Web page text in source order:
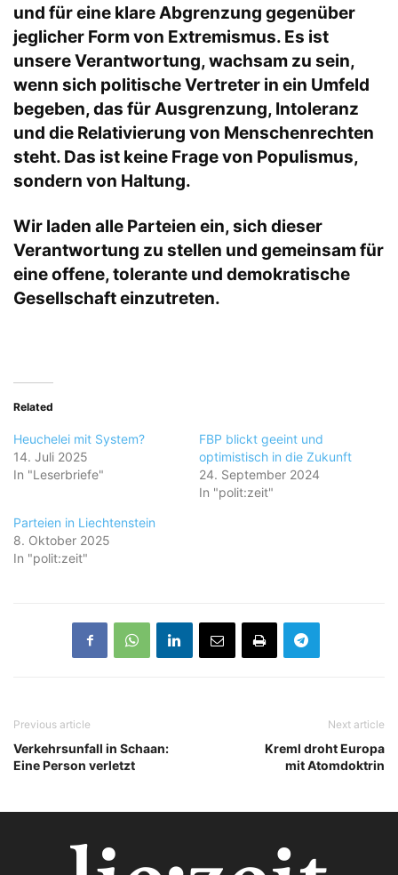
und für eine klare Abgrenzung gegenüber
jeglicher Form von Extremismus. Es ist
unsere Verantwortung, wachsam zu sein,
wenn sich politische Vertreter in ein Umfeld
begeben, das für Ausgrenzung, Intoleranz
und die Relativierung von Menschenrechten
steht. Das ist keine Frage von Populismus,
sondern von Haltung.
Wir laden alle Parteien ein, sich dieser
Verantwortung zu stellen und gemeinsam für
eine offene, tolerante und demokratische
Gesellschaft einzutreten.
Related
Heuchelei mit System?
14. Juli 2025
In "Leserbriefe"
FBP blickt geeint und
optimistisch in die Zukunft
24. September 2024
In "polit:zeit"
Parteien in Liechtenstein
8. Oktober 2025
In "polit:zeit"
Previous article
Verkehrsunfall in Schaan:
Eine Person verletzt
Next article
Kreml droht Europa
mit Atomdoktrin